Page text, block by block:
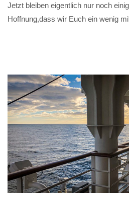
Jetzt bleiben eigentlich nur noch
Hoffnung,dass wir Euch ein wenig